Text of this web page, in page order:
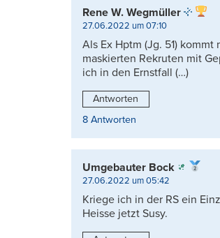
Rene W. Wegmüller
27.06.2022 um 07:10
Als Ex Hptm (Jg. 51)
maskierten Rekruten mit
ich in den Ernstfall (…)
Antworten
8 Antworten
Umgebauter Bock
27.06.2022 um 05:42
Kriege ich in der RS ein
Heisse jetzt Susy.